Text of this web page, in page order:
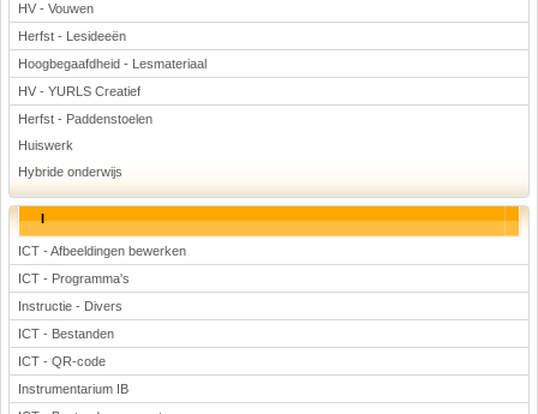
HV - Vouwen
Herfst - Lesideeën
Hoogbegaafdheid - Lesmateriaal
HV - YURLS Creatief
Herfst - Paddenstoelen
Huiswerk
Hybride onderwijs
I
ICT - Afbeeldingen bewerken
ICT - Programma's
Instructie - Divers
ICT - Bestanden
ICT - QR-code
Instrumentarium IB